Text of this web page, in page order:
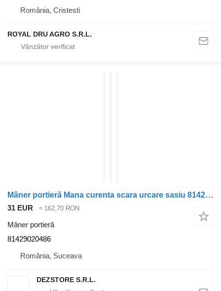
România, Cristesti
ROYAL DRU AGRO S.R.L.
Mâner portieră Mana curenta scara urcare sasiu 81429020486 pentru cap tractor MAN TGS
31 EUR ≈ 162,70 RON
Mâner portieră
81429020486
România, Suceava
DEZSTORE S.R.L.